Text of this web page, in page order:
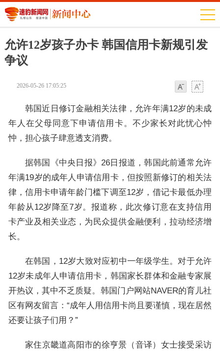
允许12岁孩子办卡 韩国信用卡新规引发
争议
2026-05-26 17:05:25
韩国近日修订金融相关法律，允许年满12岁的未成
年人在父母同意下申请信用卡。不少家长对此忧心忡
忡，担心孩子肆意透支消费。
据韩国《中央日报》26日报道，韩国此前通常允许
年满19岁的成年人申请信用卡，但按照新修订的相关法
律，信用卡申请年龄门槛下调至12岁，借记卡最低办理
年龄从12岁降至7岁。报道称，此次修订意在支持信用
卡产业及相关业态，为民众提供金融便利，拉动经济增
长。
在韩国，12岁大致对应初中一年级学生。对于允许
12岁未成年人申请信用卡，韩国家长群体和金融专家展
开热议，其中不乏质疑。韩国门户网站NAVER的育儿社
区有网友留言：“成年人用信用卡尚且要谨慎，现在居然
还要让孩子们用？”
家住京畿道高阳市的徐亨景（音译）女士接受采访